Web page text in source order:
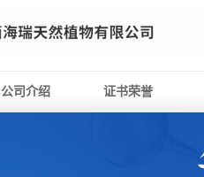
公司介绍 证书荣誉